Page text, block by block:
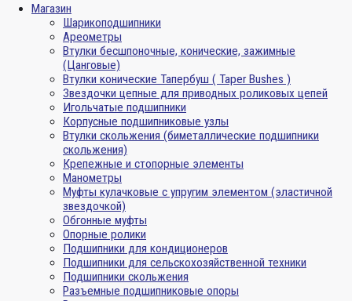
Магазин
Шарикоподшипники
Ареометры
Втулки бесшпоночные, конические, зажимные
(Цанговые)
Втулки конические Тапербуш ( Taper Bushes )
Звездочки цепные для приводных роликовых цепей
Игольчатые подшипники
Корпусные подшипниковые узлы
Втулки скольжения (биметаллические подшипники
скольжения)
Крепежные и стопорные элементы
Манометры
Муфты кулачковые с упругим элементом (эластичной
звездочкой)
Обгонные муфты
Опорные ролики
Подшипники для кондиционеров
Подшипники для сельскохозяйственной техники
Подшипники скольжения
Разъемные подшипниковые опоры